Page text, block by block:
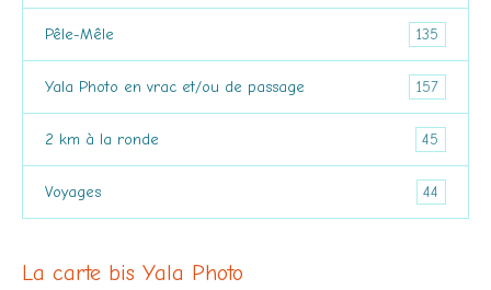
Pêle-Mêle 135
Yala Photo en vrac et/ou de passage 157
2 km à la ronde 45
Voyages 44
La carte bis Yala Photo